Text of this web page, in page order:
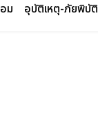
ม อุบัติเหตุ-ภัยพิบัติ